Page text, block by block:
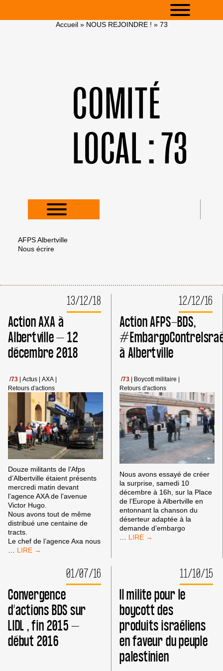
Accueil» NOUS REJOINDRE ! » 73
COMITÉ
LOCAL :73
AFPS Albertville
Nous écrire
13/12/18
Action AXA à
Albertville – 12
décembre 2018
/73 Actus AXA
Retours d'actions
Douze militants de l’Afps
d’Albertville étaient présents
mercredi matin devant
l’agence AXA de l’avenue
Victor Hugo.
Nous avons tout de même
distribué une centaine de
tracts.
Le chef de l’agence Axa nous
ACTION
12
DÉCEMBRE
2018
12/12/16
Action AFPS-BDS,
à Albertville
/73 Boycott militaire
Retours d'actions
Nous avons essayé de créer
la surprise, samedi 10
décembre à 16h, sur la Place
de l’Europe à Albertville en
entonnant la chanson du
déserteur adaptée à la
demande d’embargo
ACTION
01/07/16
Convergence
d’actions BDS sur
LIDL , fin 2015 –
début 2016
11/10/15
Il milite pour le
boycott des
produits israéliens
en faveur du peuple
palestinien